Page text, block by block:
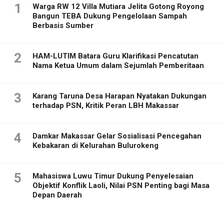
1
Warga RW 12 Villa Mutiara Jelita Gotong Royong
Bangun TEBA Dukung Pengelolaan Sampah
Berbasis Sumber
2
HAM-LUTIM Batara Guru Klarifikasi Pencatutan
Nama Ketua Umum dalam Sejumlah Pemberitaan
3
Karang Taruna Desa Harapan Nyatakan Dukungan
terhadap PSN, Kritik Peran LBH Makassar
4
Damkar Makassar Gelar Sosialisasi Pencegahan
Kebakaran di Kelurahan Bulurokeng
5
Mahasiswa Luwu Timur Dukung Penyelesaian
Objektif Konflik Laoli, Nilai PSN Penting bagi Masa
Depan Daerah